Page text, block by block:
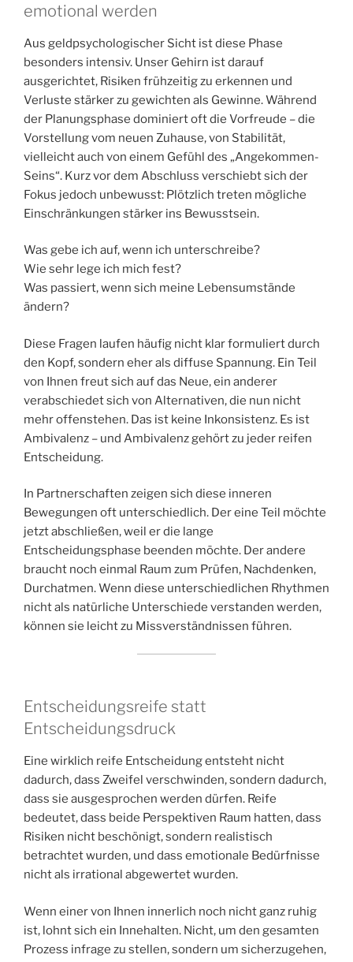
emotional werden
Aus geldpsychologischer Sicht ist diese Phase
besonders intensiv. Unser Gehirn ist darauf
ausgerichtet, Risiken frühzeitig zu erkennen und
Verluste stärker zu gewichten als Gewinne. Während
der Planungsphase dominiert oft die Vorfreude – die
Vorstellung vom neuen Zuhause, von Stabilität,
vielleicht auch von einem Gefühl des „Angekommen-
Seins“. Kurz vor dem Abschluss verschiebt sich der
Fokus jedoch unbewusst: Plötzlich treten mögliche
Einschränkungen stärker ins Bewusstsein.
Was gebe ich auf, wenn ich unterschreibe?
Wie sehr lege ich mich fest?
Was passiert, wenn sich meine Lebensumstände
ändern?
Diese Fragen laufen häufig nicht klar formuliert durch
den Kopf, sondern eher als diffuse Spannung. Ein Teil
von Ihnen freut sich auf das Neue, ein anderer
verabschiedet sich von Alternativen, die nun nicht
mehr offenstehen. Das ist keine Inkonsistenz. Es ist
Ambivalenz – und Ambivalenz gehört zu jeder reifen
Entscheidung.
In Partnerschaften zeigen sich diese inneren
Bewegungen oft unterschiedlich. Der eine Teil möchte
jetzt abschließen, weil er die lange
Entscheidungsphase beenden möchte. Der andere
braucht noch einmal Raum zum Prüfen, Nachdenken,
Durchatmen. Wenn diese unterschiedlichen Rhythmen
nicht als natürliche Unterschiede verstanden werden,
können sie leicht zu Missverständnissen führen.
Entscheidungsreife statt
Entscheidungsdruck
Eine wirklich reife Entscheidung entsteht nicht
dadurch, dass Zweifel verschwinden, sondern dadurch,
dass sie ausgesprochen werden dürfen. Reife
bedeutet, dass beide Perspektiven Raum hatten, dass
Risiken nicht beschönigt, sondern realistisch
betrachtet wurden, und dass emotionale Bedürfnisse
nicht als irrational abgewertet wurden.
Wenn einer von Ihnen innerlich noch nicht ganz ruhig
ist, lohnt sich ein Innehalten. Nicht, um den gesamten
Prozess infrage zu stellen, sondern um sicherzugehen,